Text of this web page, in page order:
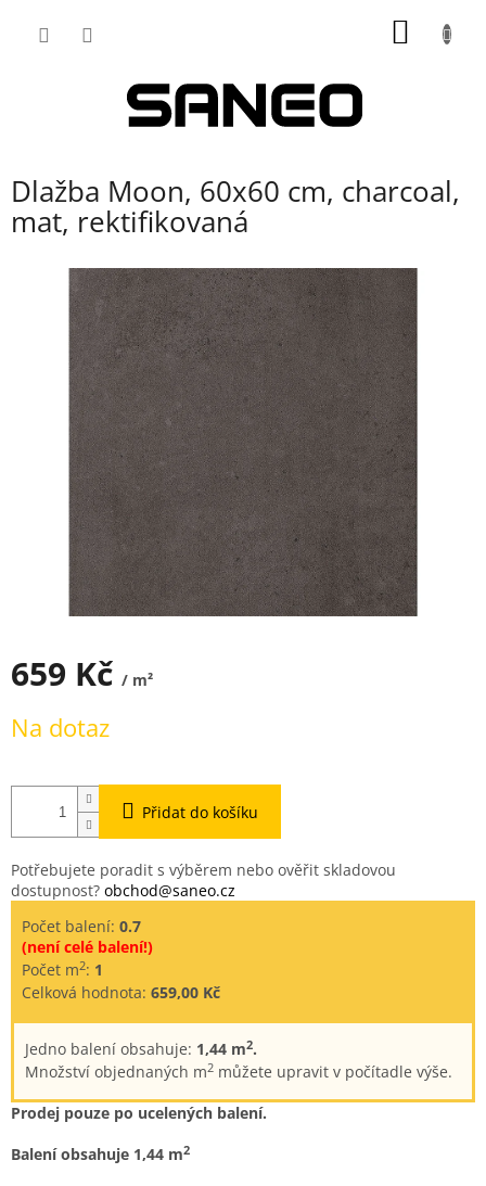
Dlažba Moon, 60x60 cm, charcoal,
mat, rektifikovaná
659 Kč / m²
cena:
Na dotaz
Přidat do košíku
Potřebujete poradit s výběrem nebo ověřit skladovou
dostupnost? obchod@saneo.cz
Počet balení: 0.7
(není celé balení!)
Počet m2: 1
Celková hodnota: 659,00 Kč
Jedno balení obsahuje: 1,44 m2.
Množství objednaných m2 můžete upravit v počítadle výše.
Prodej pouze po ucelených balení.
Balení obsahuje 1,44 m2